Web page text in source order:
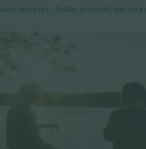
depresiją: „Svarbu prisiminti, kad nėra